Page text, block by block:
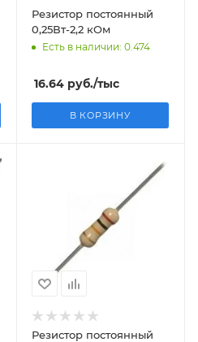
Резистор постоянный
0,25Вт-2,2 кОм
Есть в наличии: 0.474
16.64руб./тыс
В КОРЗИНУ
Резистор постоянный